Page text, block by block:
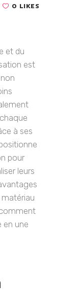
0 LIKES
et du
est
à ses
pour
leurs
en une